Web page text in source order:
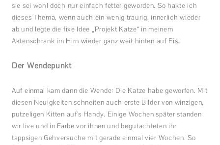
sie sei wohl doch nur einfach fetter geworden. So hakte ich
dieses Thema, wenn auch ein wenig traurig, innerlich wieder
ab und legte die fixe Idee „Projekt Katze“ in meinem
Aktenschrank im Hirn wieder ganz weit hinten auf Eis.
Der Wendepunkt
Auf einmal kam dann die Wende: Die Katze habe geworfen. Mit
diesen Neuigkeiten schneiten auch erste Bilder von winzigen,
putzeligen Kitten auf’s Handy. Einige Wochen später standen
wir live und in Farbe vor ihnen und begutachteten ihr
tappsigen Gehversuche mit gerade einmal vier Wochen. So